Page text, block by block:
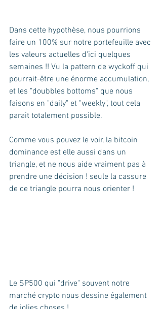
Dans cette hypothèse, nous pourrions
faire un 100% sur notre portefeuille avec
les valeurs actuelles d'ici quelques
semaines !! Vu la pattern de wyckoff qui
pourrait-être une énorme accumulation,
et les "doubbles bottoms" que nous
faisons en "daily" et "weekly", tout cela
parait totalement possible.
Comme vous pouvez le voir, la bitcoin
dominance est elle aussi dans un
triangle, et ne nous aide vraiment pas à
prendre une décision ! seule la cassure
de ce triangle pourra nous orienter !
Le SP500 qui "drive" souvent notre
marché crypto nous dessine également